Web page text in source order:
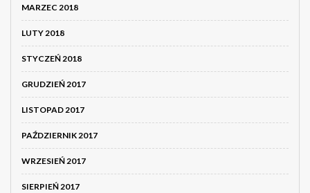
MARZEC 2018
LUTY 2018
STYCZEŃ 2018
GRUDZIEŃ 2017
LISTOPAD 2017
PAŹDZIERNIK 2017
WRZESIEŃ 2017
SIERPIEŃ 2017